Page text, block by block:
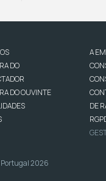
DO
DO OUVINTE
A
DE
Portugal 2026